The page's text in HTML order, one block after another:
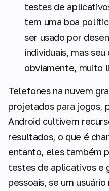
testes de
tem uma boa
ser usado por
individuais, mas
obviamente, muito
Telefones na nuvem
projetados para jogos,
Android cultivem
resultados, o que é
entanto, eles também
testes de aplicativos e
pessoais, se um